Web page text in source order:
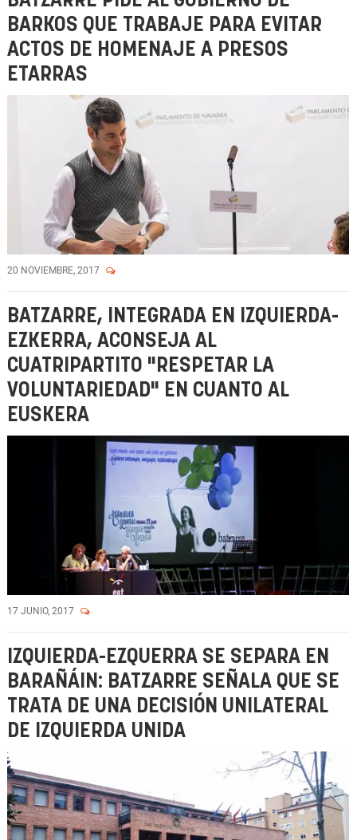
BARKOS QUE TRABAJE PARA EVITAR
ACTOS DE HOMENAJE A PRESOS
ETARRAS
20 NOVIEMBRE, 2017
BATZARRE, INTEGRADA EN IZQUIERDA-
EZKERRA, ACONSEJA AL
CUATRIPARTITO "RESPETAR LA
VOLUNTARIEDAD" EN CUANTO AL
EUSKERA
17 JUNIO, 2017
IZQUIERDA-EZQUERRA SE SEPARA EN
BARAÑÁIN: BATZARRE SEÑALA QUE SE
TRATA DE UNA DECISIÓN UNILATERAL
DE IZQUIERDA UNIDA